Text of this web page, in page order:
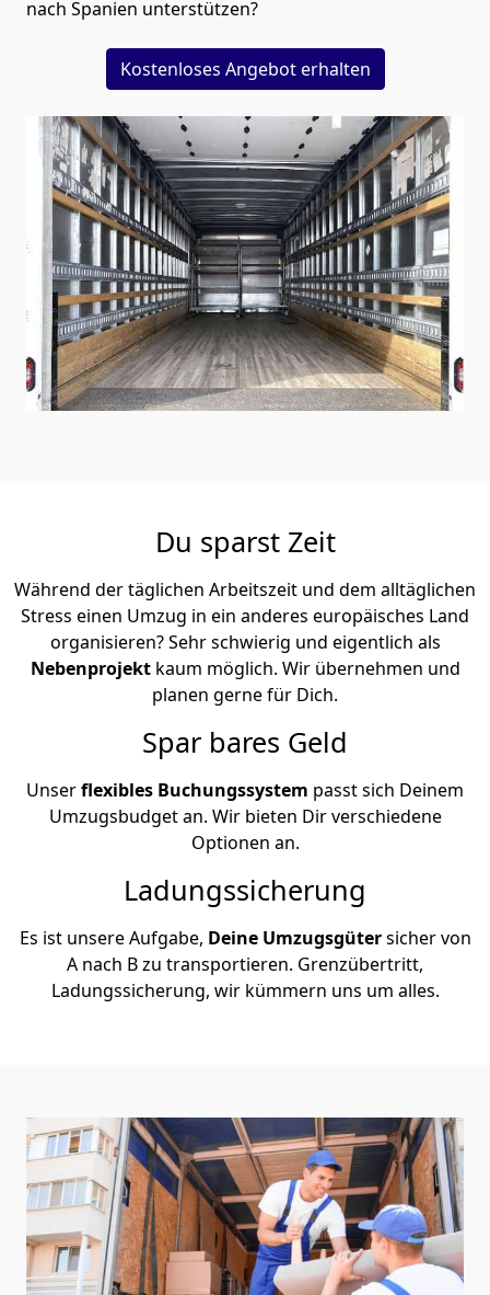
nach Spanien unterstützen?
Kostenloses Angebot erhalten
Du sparst Zeit
Während der täglichen Arbeitszeit und dem alltäglichen
Stress einen Umzug in ein anderes europäisches Land
organisieren? Sehr schwierig und eigentlich als
Nebenprojekt kaum möglich. Wir übernehmen und
planen gerne für Dich.
Spar bares Geld
Unserflexibles Buchungssystem passt sich Deinem
Umzugsbudget an. Wir bieten Dir verschiedene
Optionen an.
Ladungssicherung
Es ist unsere Aufgabe, Deine Umzugsgütersicher von
A nach B zu transportieren. Grenzübertritt,
Ladungssicherung, wir kümmern uns um alles.